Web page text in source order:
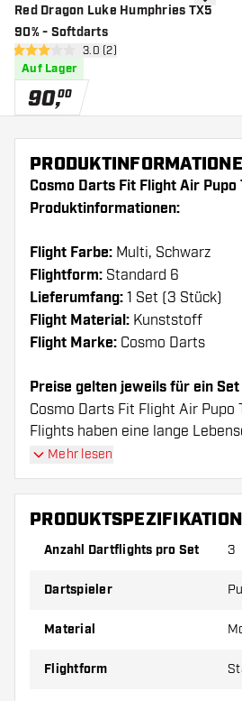
Red Dragon Luke Humphries TX5
90% - Softdarts
Bewertungsbereich öffnen
3 Bewertungssterne
3.0 (2)
Auf Lager
90,00
Zur
Cosmo Darts Fit Flight Air Pupo
Produktinformationen:
Flight Farbe: Multi, Schwarz
Flightform: Standard 6
Lieferumfang: 1 Set (3 Stück)
Flight Material: Kunststoff
Flight Marke: Cosmo Darts
Preise gelten jeweils für ein
Cosmo Darts Fit Flight Air Pupo
Flights haben eine lange
Flights können nur mit Cosmo
werden.
Dartshopper Tipp!
Shafts. Diese können sich
Probieren Sie eine andere
Mehr lesen
Anzahl Dartflights pro Set 3
Dartspieler
Material
Flightform